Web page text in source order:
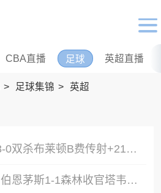
CBA直播 足球 英超直播
足球集锦 英超
第3收官！曼联3-0双杀布莱顿B费传射+21助破纪录独享英超助攻王
首次参加欧联！伯恩茅斯1-1森林收官塔韦尼耶救主怀特远射破门